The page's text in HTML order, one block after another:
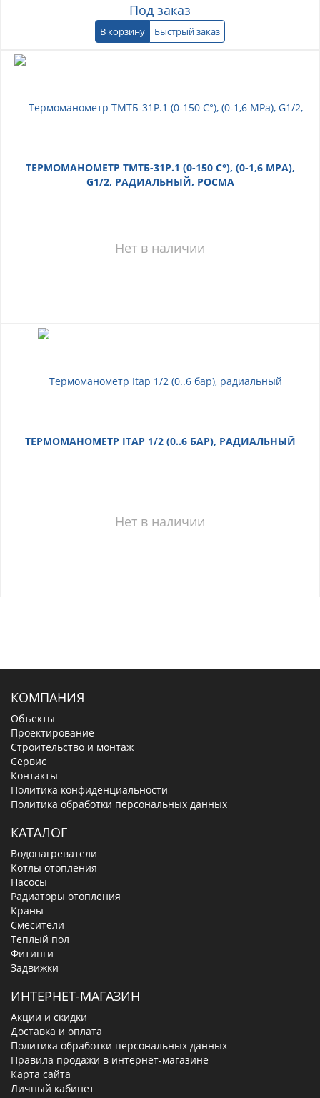
Под заказ
В корзину Быстрый заказ
ТЕРМОМАНОМЕТР ТМТБ-31Р.1 (0-150 С°), (0-1,6 МРА),
G1/2, РАДИАЛЬНЫЙ, РОСМА
Нет в наличии
ТЕРМОМАНОМЕТР ITAP 1/2 (0..6 БАР), РАДИАЛЬНЫЙ
Нет в наличии
КОМПАНИЯ
Объекты
Проектирование
Строительство и монтаж
Сервис
Контакты
Политика конфиденциальности
Политика обработки персональных данных
КАТАЛОГ
Водонагреватели
Котлы отопления
Насосы
Радиаторы отопления
Краны
Смесители
Теплый пол
Фитинги
Задвижки
ИНТЕРНЕТ-МАГАЗИН
Акции и скидки
Доставка и оплата
Политика обработки персональных данных
Правила продажи в интернет-магазине
Карта сайта
Личный кабинет